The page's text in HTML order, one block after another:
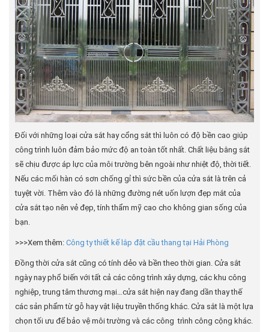
Đối với những loại cửa sắt hay cổng sắt thì luôn có độ bền cao giúp
công trình luôn đảm bảo mức độ an toàn tốt nhất. Chất liệu bằng sắt
sẽ chịu được áp lực của môi trường bên ngoài như nhiệt độ, thời tiết.
Nếu các mối hàn có sơn chống gỉ thì sức bền của cửa sắt là trên cả
tuyệt vời. Thêm vào đó là những đường nét uốn lượn đẹp mắt của
cửa sắt tạo nên vẻ đẹp, tính thẩm mỹ cao cho không gian sống của
bạn.
>>>Xem thêm: Công ty thiết kế lắp đặt cầu thang tại Hải Phòng
Đồng thời cửa sắt cũng có tính dẻo và bền theo thời gian. Cửa sắt
ngày nay phổ biến với tất cả các công trình xây dựng, các khu công
nghiệp, trung tâm thương mại…cửa sắt hiện nay đang dần thay thế
các sản phẩm từ gỗ hay vật liệu truyền thống khác. Cửa sắt là một lựa
chọn tối ưu để bảo vệ môi trường và các công trình công cộng khác.